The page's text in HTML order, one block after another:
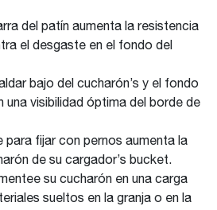
del patín aumenta la resistencia
el desgaste en el fondo del
bajo del cucharón’s y el fondo
una visibilidad óptima del borde de
para fijar con pernos aumenta la
de su cargador’s bucket.
su cucharón en una carga
sueltos en la granja o en la